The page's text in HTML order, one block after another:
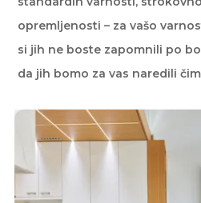
opremljenosti – za vašo
si jih ne boste zapomnili po
da jih bomo za vas naredili